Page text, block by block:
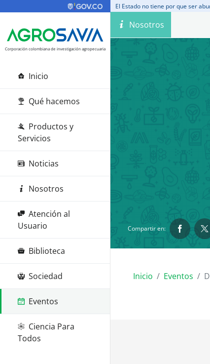
El Estado no tiene por que ser
Corporación colombiana de investigación agropecuaria
Inicio
Qué hacemos
Productos y
Servicios
Noticias
Nosotros
Atención al
Usuario
Biblioteca
Sociedad
Eventos
Ciencia Para
Todos
Nosotros
Compartir en:
Inicio Eventos